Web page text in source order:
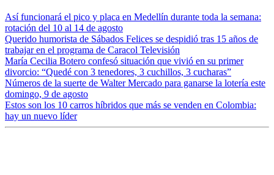
Así funcionará el pico y placa en Medellín durante toda la semana:
rotación del 10 al 14 de agosto
Querido humorista de Sábados Felices se despidió tras 15 años de
trabajar en el programa de Caracol Televisión
María Cecilia Botero confesó situación que vivió en su primer
divorcio: “Quedé con 3 tenedores, 3 cuchillos, 3 cucharas”
Números de la suerte de Walter Mercado para ganarse la lotería este
domingo, 9 de agosto
Estos son los 10 carros híbridos que más se venden en Colombia:
hay un nuevo líder